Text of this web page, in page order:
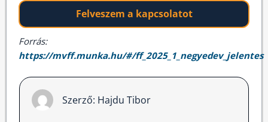
Felveszem a kapcsolatot
Forrás:
https://mvff.munka.hu/#/ff_2025_1_negyedev_jelentes
Szerző: Hajdu Tibor